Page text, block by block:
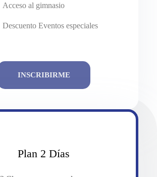
Acceso al gimnasio
Descuento Eventos especiales
INSCRIBIRME
Plan 2 Días